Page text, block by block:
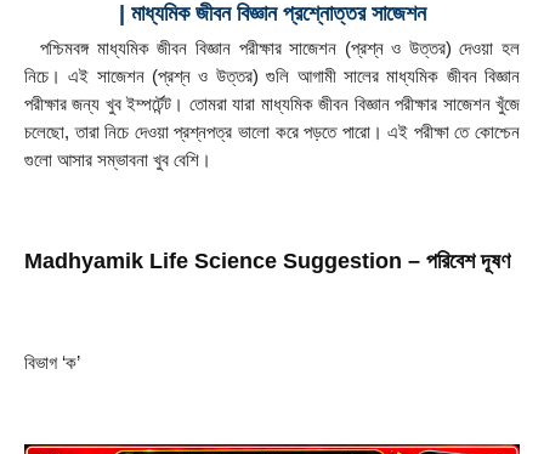
| মাধ্যমিক জীবন বিজ্ঞান প্রশ্নোত্তর সাজেশন
পশ্চিমবঙ্গ মাধ্যমিক জীবন বিজ্ঞান পরীক্ষার সাজেশন (প্রশ্ন ও উত্তর) দেওয়া হল
নিচে। এই সাজেশন (প্রশ্ন ও উত্তর) গুলি আগামী সালের মাধ্যমিক জীবন বিজ্ঞান
পরীক্ষার জন্য খুব ইম্পর্টেন্ট। তোমরা যারা মাধ্যমিক জীবন বিজ্ঞান পরীক্ষার সাজেশন খুঁজে
চলেছো, তারা নিচে দেওয়া প্রশ্নপত্র ভালো করে পড়তে পারো। এই পরীক্ষা তে কোশ্চেন
গুলো আসার সম্ভাবনা খুব বেশি।
Madhyamik Life Science Suggestion – পরিবেশ দূষণ
বিভাগ ‘ক’